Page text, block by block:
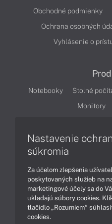
Obchodné podmienky
Ochrana osobných
Vyhlásenie o
Notebooky Stolné
Monitory
Obchodné informácie
Ako nakupovať
Nastavenie
súkromia
Za účelom zlepšenia
poskytovaných služieb na
marketingové účely sa do
ukladajú súbory cookies.
tlačidlo „Rozumiem“
cookies.